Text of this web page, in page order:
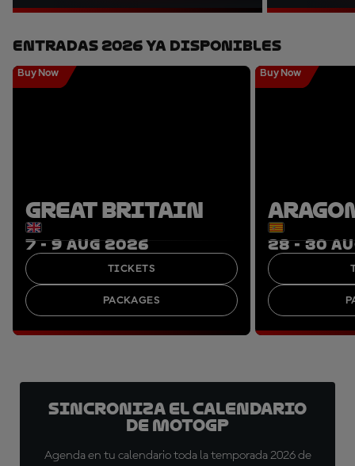
Entradas 2026 Ya Disponibles
Buy Now
GREAT BRITAIN
7 - 9 AUG 2026
TICKETS
PACKAGES
Buy Now
28 - 30
Sincroniza el calendario
de MotoGP
Agenda en tu calendario toda la temporada 2026 de